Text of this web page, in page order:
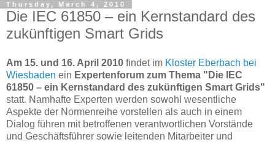
Thursday, March 4, 2010
Die IEC 61850 – ein Kernstandard des
zukünftigen Smart Grids
Am 15. und 16. April 2010 findet im Kloster Eberbach bei
Wiesbaden ein Expertenforum zum Thema "Die IEC
61850 – ein Kernstandard des zukünftigen Smart Grids"
statt. Namhafte Experten werden sowohl wesentliche
Aspekte der Normenreihe vorstellen als auch in einem
Dialog führen mit betroffenen verantwortlichen Vorstände
und Geschäftsführer sowie leitenden Mitarbeiter und